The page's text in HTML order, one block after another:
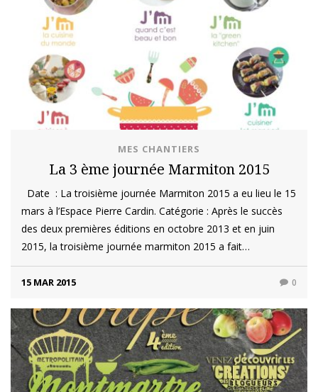
MES CHANTIERS
La 3 ème journée Marmiton 2015
Date : La troisième journée Marmiton 2015 a eu lieu le 15
mars à l’Espace Pierre Cardin. Catégorie : Après le succès
des deux premières éditions en octobre 2013 et en juin
2015, la troisième journée marmiton 2015 a fait…
15 MAR 2015 0